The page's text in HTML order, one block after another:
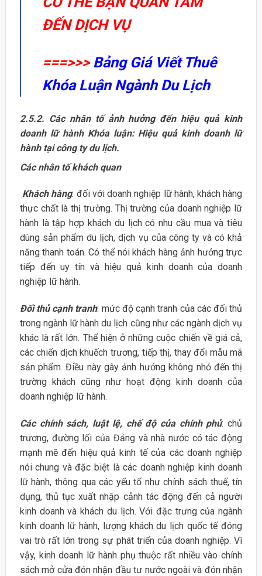
ĐẾN DỊCH VỤ
===>>> Bảng Giá Viết Thuê
Khóa Luận Ngành Du Lịch
2.5.2. Các nhân tố ảnh hưởng đến hiệu quả kinh
doanh lữ hành Khóa luận: Hiệu quả kinh doanh lữ
hành tại công ty du lịch.
Các nhân tố khách quan
Khách hàng: đối với doanh nghiệp lữ hành, khách hàng
thực chất là thị trường. Thị trường của doanh nghiệp lữ
hành là tập hợp khách du lịch có nhu cầu mua và tiêu
dùng sản phẩm du lịch, dịch vụ của công ty và có khả
năng thanh toán. Có thể nói khách hàng ảnh hưởng trực
tiếp đến uy tín và hiệu quả kinh doanh của doanh
nghiệp lữ hành.
Đối thủ cạnh tranh: mức độ cạnh tranh của các đối thủ
trong ngành lữ hành du lịch cũng như các ngành dịch vụ
khác là rất lớn. Thể hiện ở những cuộc chiến về giá cả,
các chiến dịch khuếch trương, tiếp thị, thay đổi mẫu mã
sản phẩm. Điều này gây ảnh hưởng không nhỏ đến thị
trường khách cũng như hoạt động kinh doanh của
doanh nghiệp lữ hành.
Các chính sách, luật lệ, chế độ của chính phủ: chủ
trương, đường lối của Đảng và nhà nước có tác động
mạnh mẽ đến hiệu quả kinh tế của các doanh nghiệp
nói chung và đặc biệt là các doanh nghiệp kinh doanh
lữ hành, thông qua các yếu tố như chính sách thuế, tín
dụng, thủ tục xuất nhập cảnh tác động đến cả người
kinh doanh và khách du lịch. Với đặc trưng của ngành
kinh doanh lữ hành, lượng khách du lịch quốc tế đóng
vai trò rất lớn trong sự phát triển của doanh nghiệp. Vì
vậy, kinh doanh lữ hành phụ thuộc rất nhiều vào chính
sách mở cửa đón nhận đầu tư nước ngoài và đón nhận